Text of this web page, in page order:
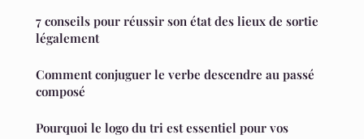
7 conseils pour réussir son état des lieux de sortie
légalement
Comment conjuguer le verbe descendre au passé
composé
Pourquoi le logo du tri est essentiel pour vos